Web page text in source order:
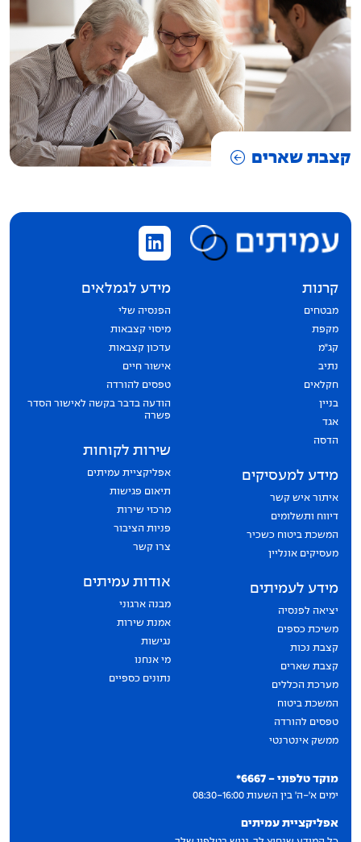
קצבת שארים
מוקד טלפוני - 6667*
ימים א'-ה' בין השעות 08:30-16:00
אפליקציית עמיתים
קרנות
מבטחים
מקפת
קג״מ
נתיב
חקלאים
בניין
אגד
הדסה
מידע למעסיקים
איתור איש קשר
דיווח ותשלומים
המשכת ביטוח כשכיר
מעסיקים אונליין
מידע לעמיתים
יציאה לפנסיה
משיכת כספים
קצבת נכות
קצבת שארים
מערכת הכללים
המשכת ביטוח
טפסים להורדה
ממשק אינטרנטי
מידע לגמלאים
הפנסיה שלי
מיסוי קצבאות
עדכון קצבאות
אישור חיים
טפסים להורדה
הודעה בדבר בקשה לאישור הסדר
פשרה
שירות לקוחות
אפליקציית עמיתים
תיאום פגישות
מרכזי שירות
פניות הציבור
צרו קשר
אודות עמיתים
מבנה ארגוני
אמנת שירות
נגישות
מי אנחנו
נתונים כספיים